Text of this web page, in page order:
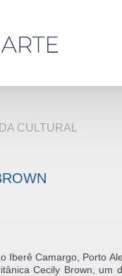
CULTURAL
Iberê Camargo, Porto
Cecily Brown, um